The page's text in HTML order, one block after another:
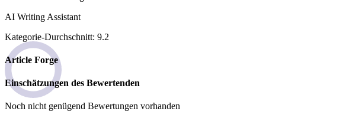
AI Writing Assistant
Kategorie-Durchschnitt: 9.2
Article Forge
Einschätzungen des Bewertenden
Noch nicht genügend Bewertungen vorhanden